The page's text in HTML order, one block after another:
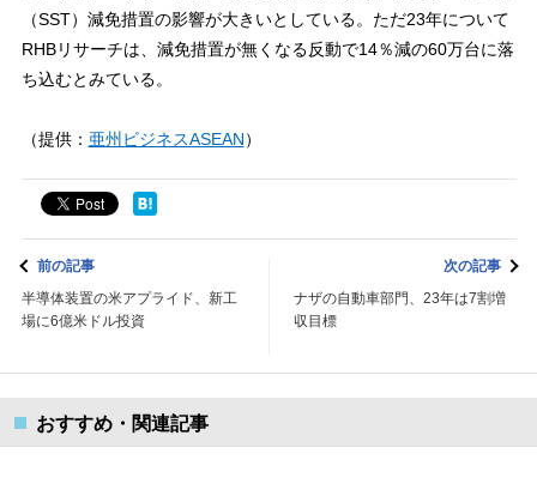
（SST）減免措置の影響が大きいとしている。ただ23年について
RHBリサーチは、減免措置が無くなる反動で14％減の60万台に落
ち込むとみている。
（提供： 亜州ビジネスASEAN）
前の記事
半導体装置の米アプライド、新工
場に6億米ドル投資
次の記事
ナザの自動車部門、23年は7割増
収目標
おすすめ・関連記事